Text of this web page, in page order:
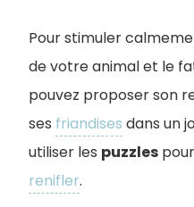
Pour stimuler
de votre animal et le
pouvez proposer son
ses friandises dans un
utiliser les puzzles
renifler.